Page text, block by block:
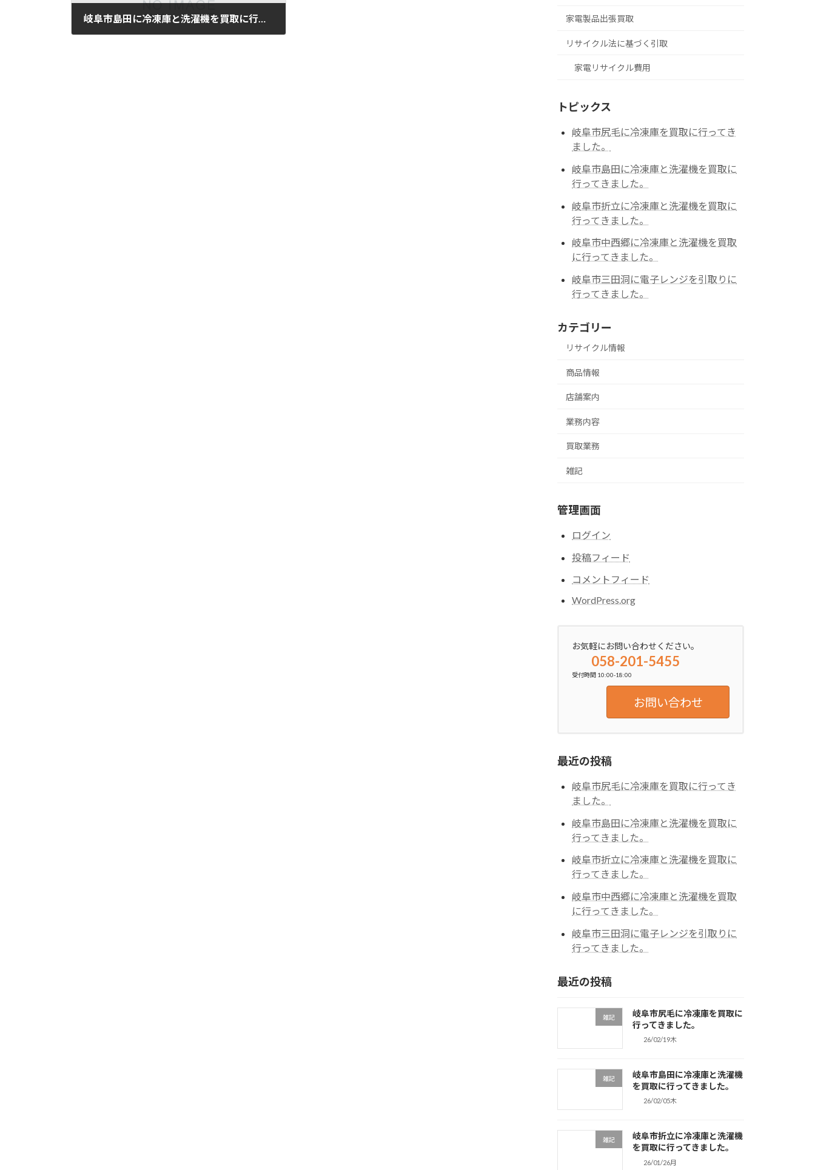
家電製品出張買取
リサイクル法に基づく引取
家電リサイクル費用
トピックス
岐阜市尻毛に冷凍庫を買取に行ってき
ました。
岐阜市島田に冷凍庫と洗濯機を買取に
行ってきました。
岐阜市折立に冷凍庫と洗濯機を買取に
行ってきました。
岐阜市中西郷に冷凍庫と洗濯機を買取
に行ってきました。
岐阜市三田洞に電子レンジを引取りに
行ってきました。
カテゴリー
リサイクル情報
商品情報
店舗案内
業務内容
買取業務
雑記
管理画面
ログイン
投稿フィード
コメントフィード
WordPress.org
お気軽にお問い合わせください。
058-201-5455
受付時間 10:00-18:00
お問い合わせ
最近の投稿
岐阜市尻毛に冷凍庫を買取に行ってき
ました。
岐阜市島田に冷凍庫と洗濯機を買取に
行ってきました。
岐阜市折立に冷凍庫と洗濯機を買取に
行ってきました。
岐阜市中西郷に冷凍庫と洗濯機を買取
に行ってきました。
岐阜市三田洞に電子レンジを引取りに
行ってきました。
最近の投稿
雑記
岐阜市尻毛に冷凍庫を買取に
行ってきました。
26/02/19木
雑記
岐阜市島田に冷凍庫と洗濯機
を買取に行ってきました。
26/02/05木
雑記
岐阜市折立に冷凍庫と洗濯機
を買取に行ってきました。
26/01/26月